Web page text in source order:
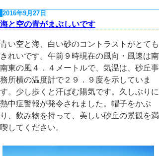
2016年9月27日
海と空の青がまぶしいです
青い空と海、白い砂のコントラストがとても
きれいです。午前９時現在の風向・風速は南
南東の風４．４メートルで、気温は、砂丘事
務所横の温度計で２９．９度を示していま
す。少し歩くと汗ばむ陽気です。久しぶりに
熱中症警報が発令されました。帽子をかぶ
り、飲み物を持って、美しい砂丘の景観を満
喫してください。